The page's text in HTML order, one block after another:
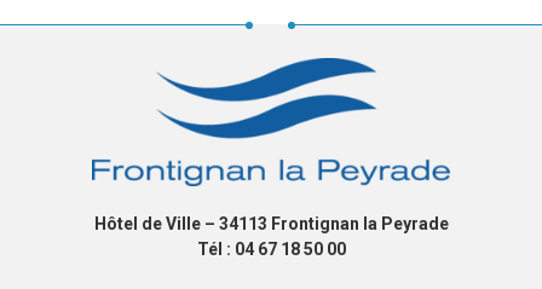
Hôtel de Ville – 34113 Frontignan la Peyrade
Tél : 04 67 18 50 00